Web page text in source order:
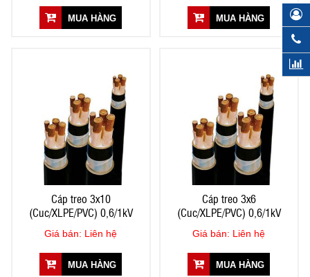
MUA HÀNG MUA HÀNG
Cáp treo 3x10
(Cuc/XLPE/PVC) 0,6/1kV
Giá bán: Liên hệ
MUA HÀNG
Cáp treo 3x6
(Cuc/XLPE/PVC) 0,6/1kV
Giá bán: Liên hệ
MUA HÀNG